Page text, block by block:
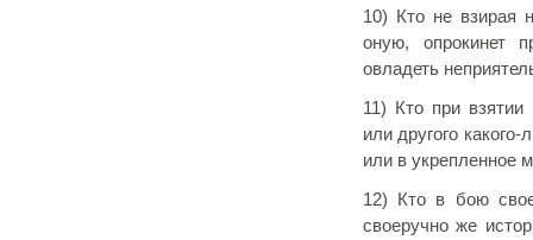
10) Кто не взирая
оную, опрокинет
овладеть
11) Кто при
или другого
или в укрепленное
12) Кто в бою
своеручно же